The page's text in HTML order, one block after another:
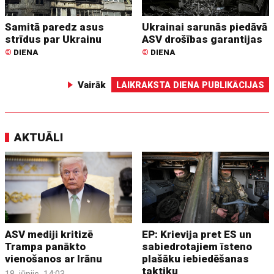
Samitā paredz asus
strīdus par Ukrainu
© DIENA
Ukrainai sarunās piedāvā
ASV drošības garantijas
© DIENA
Vairāk LAIKRAKSTA DIENA PUBLIKĀCIJAS
AKTUĀLI
ASV mediji kritizē
Trampa panākto
vienošanos ar Irānu
EP: Krievija pret ES un
sabiedrotajiem īsteno
plašāku iebiedēšanas
taktiku